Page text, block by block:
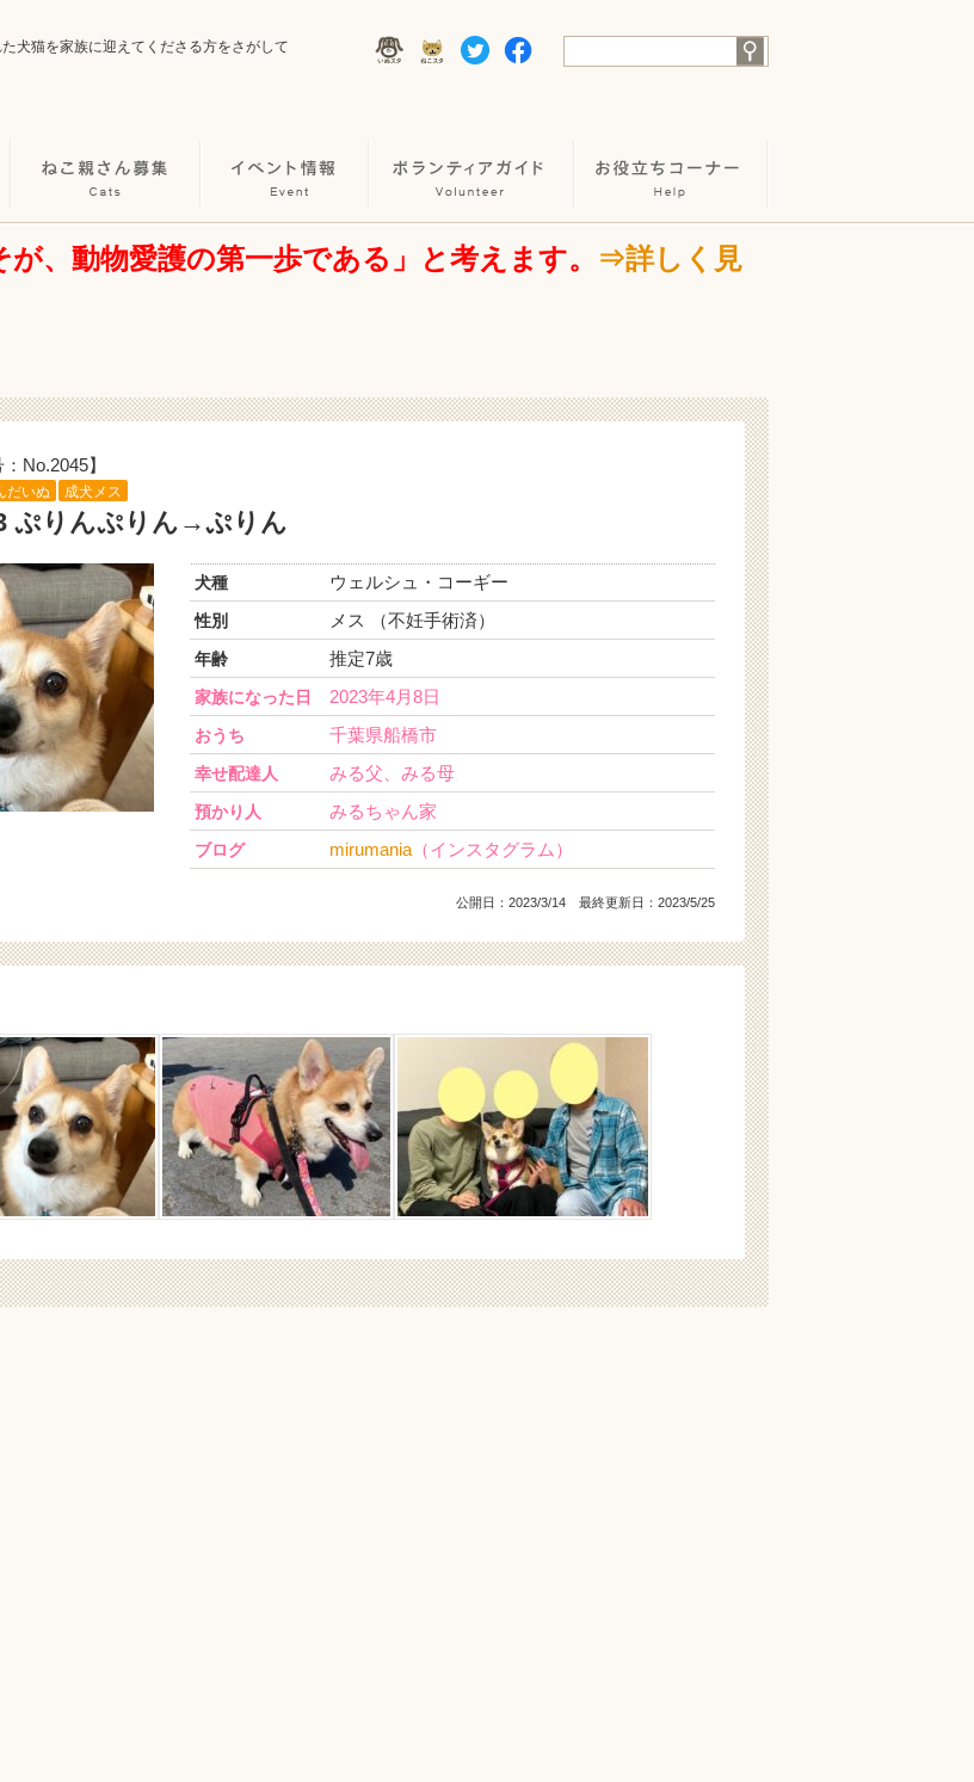
犬猫を家族に迎えてくださる方をさがして
、動物愛護の第一歩である」と考えます。
⇒詳しく見
No.2045】
だいぬ 成犬メス
ぷりんぷりん→ぷりん
犬種 ウェルシュ・コーギー
性別 メス （不妊手術済）
年齢 推定7歳
家族になった日 2023年4月8日
おうち 千葉県船橋市
幸せ配達人 みる父、みる母
預かり人 みるちゃん家
ブログ mirumania （インスタグラム）
公開日： 2023/3/14 最終更新日：2023/5/25